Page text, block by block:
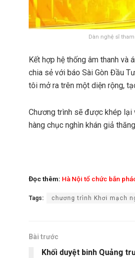
Dàn nghệ sĩ
Kết hợp hệ thống âm thanh và
chia sẻ với báo Sài Gòn Đầu
tôi mở ra trên một diện rộng,
Chương trình sẽ được khép lại
hàng chục nghìn khán giả
Đọc thêm: Hà Nội tổ chức bắn
Tags: chương trình Khơi mạch
Bài trước
Khối duyệt binh Quảng